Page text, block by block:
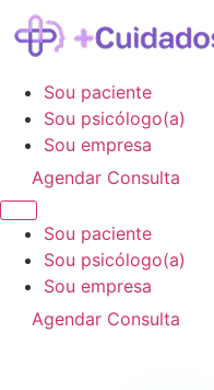
Sou paciente
Sou psicólogo(a)
Sou empresa
Agendar Consulta
Sou paciente
Sou psicólogo(a)
Sou empresa
Agendar Consulta